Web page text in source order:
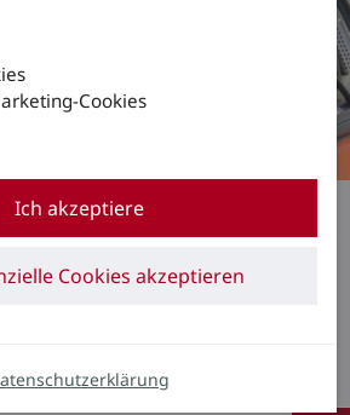
gut
Cookies
Ich akzeptiere
Cookies akzeptieren